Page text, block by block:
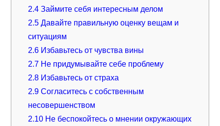
2.4Займите себя интересным делом
2.5Давайте правильную оценку вещам и
ситуациям
2.6Избавьтесь от чувства вины
2.7Не придумывайте себе проблему
2.8Избавьтесь от страха
2.9Согласитесь с собственным
несовершенством
2.10Не беспокойтесь о мнении окружающих